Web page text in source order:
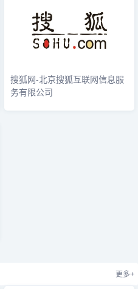
搜狐网-北京搜狐互联网信息服
务有限公司
更多+